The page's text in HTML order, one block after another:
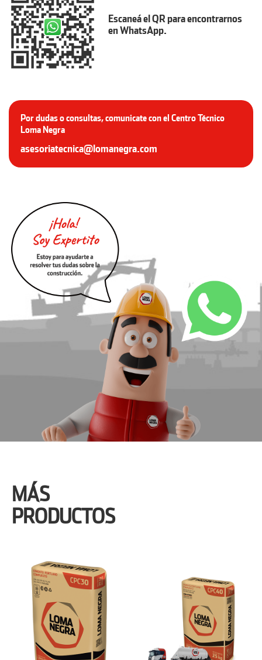
Escaneá el QR para encontrarnos
en WhatsApp.
Por dudas o consultas, comunicate con el Centro Técnico
Loma Negra
asesoriatecnica@lomanegra.com
MÁS
PRODUCTOS